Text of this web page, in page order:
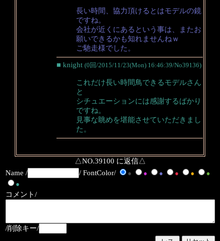
長い時間、協力頂けるとはモデルの鏡
ですね。
会社が近くにあるという事は、またお
願いできるかも知れませんねｗ
ご馳走様でした。
■ knight (0回/2015/11/23(Mon) 16:46:39/No39136)
これだけ長い時間鳥できるモデルさん
と
シチュエーションには感謝するばかり
ですね。
見事な眺めを堪能させていただきまし
た。
△NO.39100 に返信△
Name /
/ FontColor/ ● ● ● ● ●
●
●
コメント/
/削除キー/